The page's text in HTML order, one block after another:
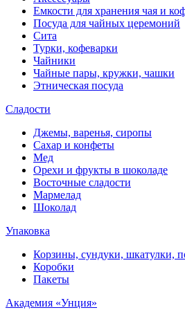
Емкости для хранения чая и
Посуда для чайных церемоний
Сита
Турки, кофеварки
Чайники
Чайные пары, кружки, чашки
Этническая посуда
Сладости
Джемы, варенья, сиропы
Сахар и конфеты
Мед
Орехи и фрукты в шоколаде
Восточные сладости
Мармелад
Шоколад
Упаковка
Корзины, сундуки, шкатулки,
Коробки
Пакеты
Академия «Унция»